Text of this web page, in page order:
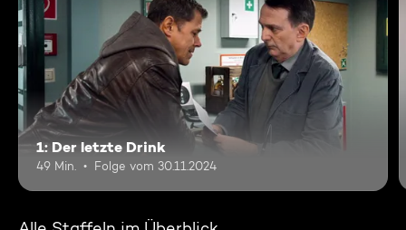
1: Der letzte Drink
49 Min. Folge vom 30.11.2024